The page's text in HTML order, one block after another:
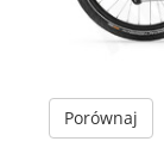
Porównaj